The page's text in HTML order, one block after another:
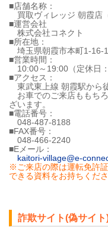
■店舗名称：
買取ヴィレッジ 朝霞店
■運営会社
株式会社コネクト
■所在地：
埼玉県朝霞市本町1-16-
■営業時間：
10:00～19:00（定休日
■アクセス：
東武東上線 朝霞駅から
お車でのご来店ももち
ざいます。
■電話番号：
048-487-8188
■FAX番号：
048-466-2240
■Eメール：
kaitori-village@e-
※ご来店の際は運転免許
できる資料をお持ちくださ
詐欺サイト(偽サイ